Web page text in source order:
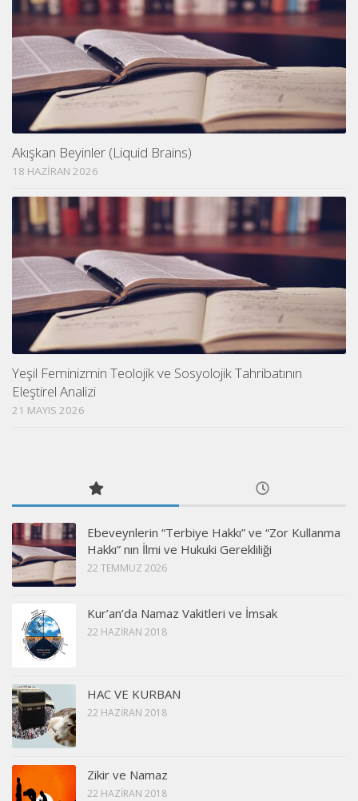
Akışkan Beyinler (Liquid Brains)
18 HAZIRAN 2026
Yeşil Feminizmin Teolojik ve Sosyolojik Tahribatının
Eleştirel Analizi
21 MAYIS 2026
Ebeveynlerin “Terbiye Hakkı” ve “Zor Kullanma
Hakkı” nın İlmi ve Hukuki Gerekliliği
22 TEMMUZ 2026
Kur’an’da Namaz Vakitleri ve İmsak
22 HAZIRAN 2018
HAC VE KURBAN
22 HAZIRAN 2018
Zikir ve Namaz
22 HAZIRAN 2018